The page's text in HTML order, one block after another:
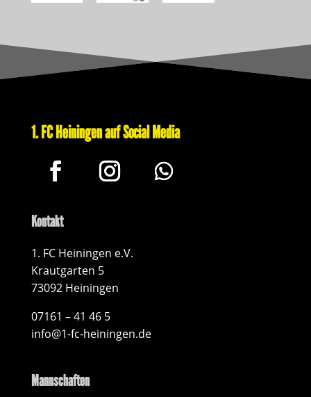
1. FC Heiningen auf Social Media
Kontakt
1. FC Heiningen e.V.
Krautgarten 5
73092 Heiningen
07161 – 41 46 5
info@1-fc-heiningen.de
Mannschaften